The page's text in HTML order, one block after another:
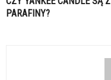
PARAFINY?